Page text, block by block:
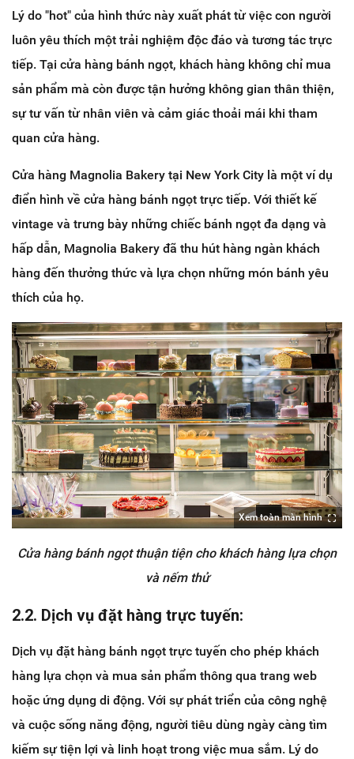
Lý do "hot" của hình thức này xuất phát từ việc con người
luôn yêu thích một trải nghiệm độc đáo và tương tác trực
tiếp. Tại cửa hàng bánh ngọt, khách hàng không chỉ mua
sản phẩm mà còn được tận hưởng không gian thân thiện,
sự tư vấn từ nhân viên và cảm giác thoải mái khi tham
quan cửa hàng.
Cửa hàng Magnolia Bakery tại New York City là một ví dụ
điển hình về cửa hàng bánh ngọt trực tiếp. Với thiết kế
vintage và trưng bày những chiếc bánh ngọt đa dạng và
hấp dẫn, Magnolia Bakery đã thu hút hàng ngàn khách
hàng đến thưởng thức và lựa chọn những món bánh yêu
thích của họ.
Xem toàn màn hình
Cửa hàng bánh ngọt thuận tiện cho khách hàng lựa chọn
và nếm thử
2.2. Dịch vụ đặt hàng trực tuyến:
Dịch vụ đặt hàng bánh ngọt trực tuyến cho phép khách
hàng lựa chọn và mua sản phẩm thông qua trang web
hoặc ứng dụng di động. Với sự phát triển của công nghệ
và cuộc sống năng động, người tiêu dùng ngày càng tìm
kiếm sự tiện lợi và linh hoạt trong việc mua sắm. Lý do